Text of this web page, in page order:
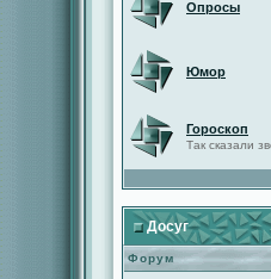
Опросы
Юмор
Гороскоп
Так сказали
Досуг
Форум